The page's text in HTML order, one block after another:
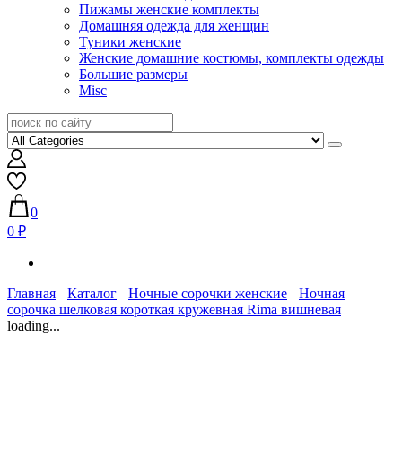
Пижамы женские комплекты
Домашняя одежда для женщин
Туники женские
Женские домашние костюмы, комплекты одежды
Большие размеры
Misc
0
0 ₽
Главная Каталог Ночные сорочки женские
Ночная
сорочка шелковая короткая кружевная Rima вишневая
loading...